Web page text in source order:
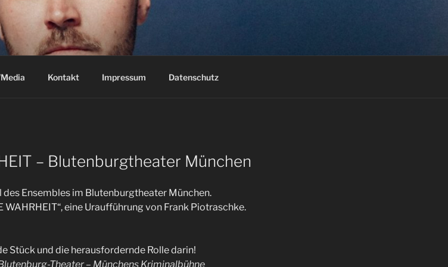
Kontakt Impressum Datenschutz
– Blutenburgtheater München
Ensembles im Blutenburgtheater München.
WAHRHEIT“, eine Uraufführung von Frank Piotraschke.
Stück und die herausfordernde Rolle darin!
Theater – Münchens Kriminalbühne